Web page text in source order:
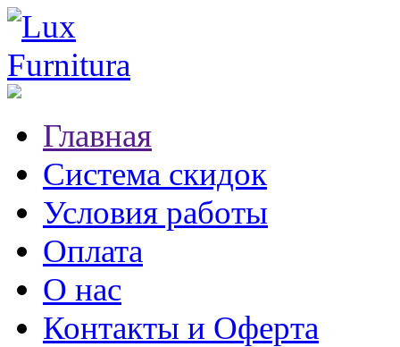
Главная
Система скидок
Условия работы
Оплата
О нас
Контакты и Оферта